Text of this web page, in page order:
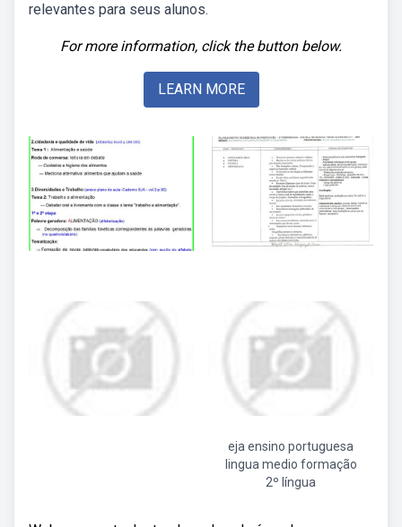
relevantes para seus alunos.
For more information, click the button below.
LEARN MORE
eja ensino portuguesa
lingua medio formação
2º língua